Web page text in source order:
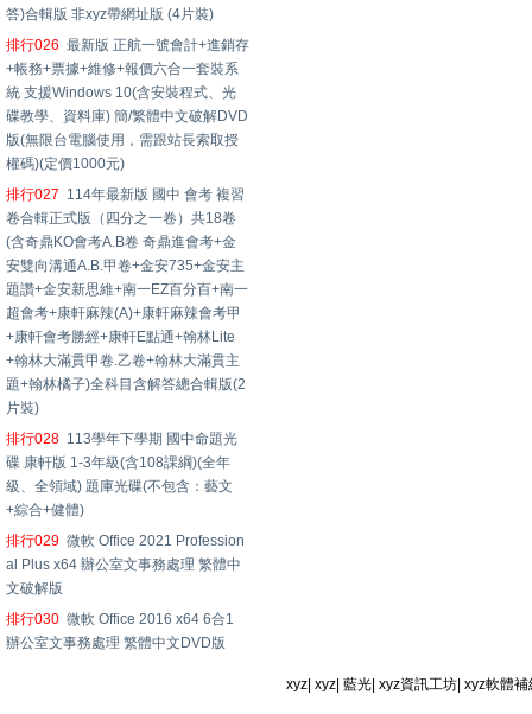
答)合輯版 非xyz帶網址版 (4片裝)
排行026 最新版 正航一號會計+進銷存
+帳務+票據+維修+報價六合一套裝系
統 支援Windows 10(含安裝程式、光
碟教學、資料庫) 簡/繁體中文破解DVD
版(無限台電腦使用，需跟站長索取授
權碼)(定價1000元)
排行027 114年最新版 國中 會考 複習
卷合輯正式版（四分之一卷）共18卷
(含奇鼎KO會考A.B卷 奇鼎進會考+金
安雙向溝通A.B.甲卷+金安735+金安主
題讚+金安新思維+南一EZ百分百+南一
超會考+康軒麻辣(A)+康軒麻辣會考甲
+康軒會考勝經+康軒E點通+翰林Lite
+翰林大滿貫甲卷.乙卷+翰林大滿貫主
題+翰林橘子)全科目含解答總合輯版(2
片裝)
排行028 113學年下學期 國中命題光
碟 康軒版 1-3年級(含108課綱)(全年
級、全領域) 題庫光碟(不包含：藝文
+綜合+健體)
排行029 微軟 Office 2021 Profession
al Plus x64 辦公室文事務處理 繁體中
文破解版
排行030 微軟 Office 2016 x64 6合1
辦公室文事務處理 繁體中文DVD版
xyz |xyz |藍光 |xyz資訊工坊 |xyz軟體補